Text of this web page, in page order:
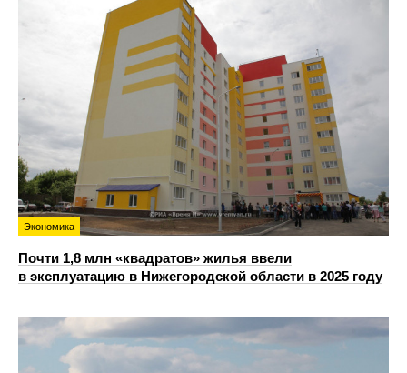
Экономика
Почти 1,8 млн «квадратов» жилья ввели
в эксплуатацию в Нижегородской области в 2025 году